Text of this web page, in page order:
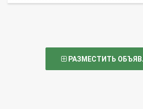
РАЗМЕСТИТЬ